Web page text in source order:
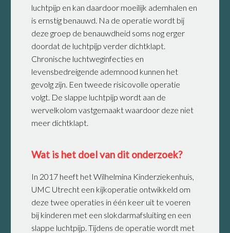
luchtpijp en kan daardoor moeilijk ademhalen en
is ernstig benauwd. Na de operatie wordt bij
deze groep de benauwdheid soms nog erger
doordat de luchtpijp verder dichtklapt.
Chronische luchtweginfecties en
levensbedreigende ademnood kunnen het
gevolg zijn. Een tweede risicovolle operatie
volgt. De slappe luchtpijp wordt aan de
wervelkolom vastgemaakt waardoor deze niet
meer dichtklapt.
Wat is het doel van dit onderzoek?
In 2017 heeft het Wilhelmina Kinderziekenhuis,
UMC Utrecht een kijkoperatie ontwikkeld om
deze twee operaties in één keer uit te voeren
bij kinderen met een slokdarmafsluiting en een
slappe luchtpijp. Tijdens de operatie wordt met